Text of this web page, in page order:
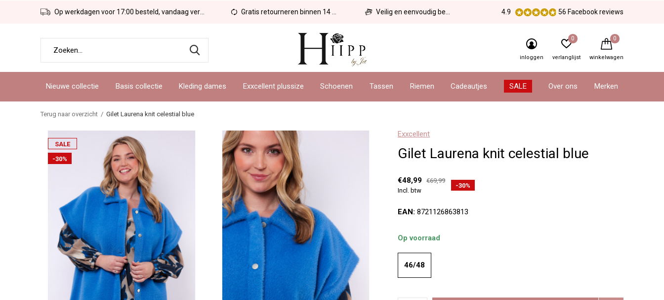
Nieuwe collectie Basis collectie Kleding dames Exxcellent plussize Schoenen Tassen Riemen Cadeautjes SALE Over ons Merken
inloggen verlanglijst
0
winkelwagen
0
Op werkdagen voor 17:00 besteld, vandaag verzonden! Gratis retourneren binnen 14 dagen Veilig en eenvoudig betalen 4.9 56 Facebook reviews
Terug naar overzicht Gilet Laurena knit celestial blue
SALE
-30%
Exxcellent
Gilet Laurena knit celestial blue
€48,99 €69,99
Incl. btw
-30%
EAN: 8721126863813
Op voorraad
46/48